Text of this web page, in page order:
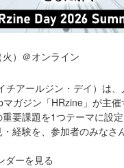
）＠オンライン
チアールジン・デイ）は
ガジン「HRzine」が主
要課題を1つテーマに設
経験を、参加者のみなさ
ダーを見る